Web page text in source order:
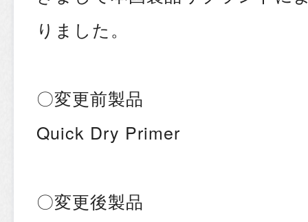
りました。
〇変更前製品
Quick Dry Primer
〇変更後製品